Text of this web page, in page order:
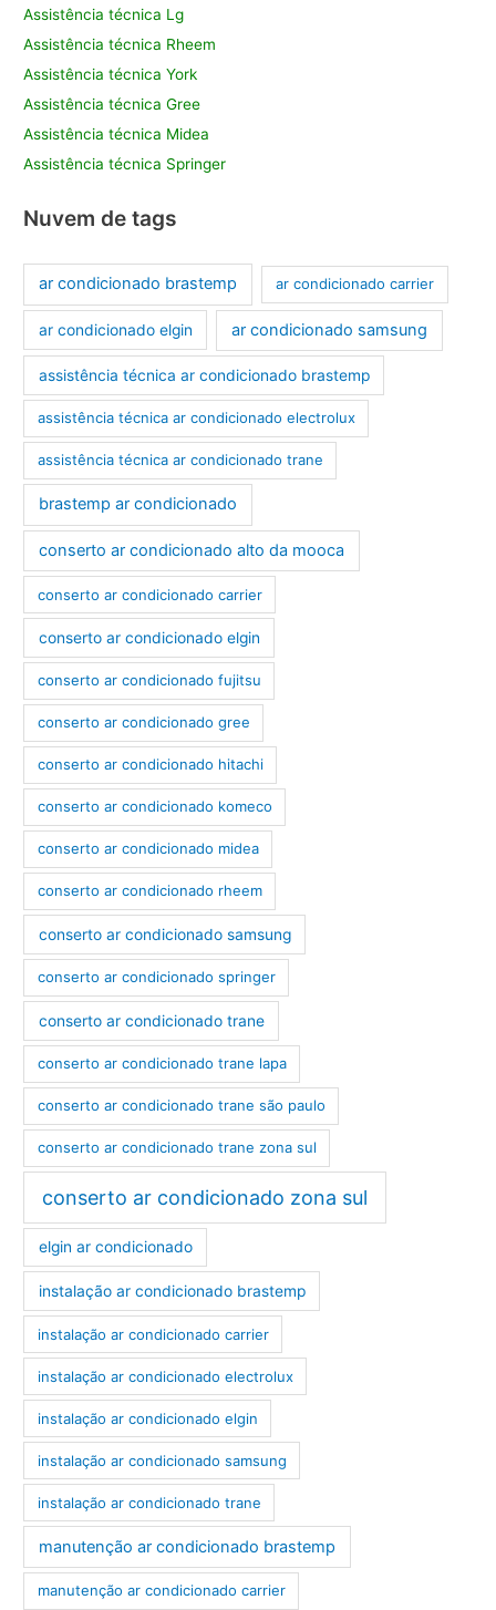
Assistência técnica Lg
Assistência técnica Rheem
Assistência técnica York
Assistência técnica Gree
Assistência técnica Midea
Assistência técnica Springer
Nuvem de tags
ar condicionado brastemp ar condicionado carrier
ar condicionado elgin ar condicionado samsung
assistência técnica ar condicionado brastemp
assistência técnica ar condicionado electrolux
assistência técnica ar condicionado trane
brastemp ar condicionado
conserto ar condicionado alto da mooca
conserto ar condicionado carrier
conserto ar condicionado elgin
conserto ar condicionado fujitsu
conserto ar condicionado gree
conserto ar condicionado hitachi
conserto ar condicionado komeco
conserto ar condicionado midea
conserto ar condicionado rheem
conserto ar condicionado samsung
conserto ar condicionado springer
conserto ar condicionado trane
conserto ar condicionado trane lapa
conserto ar condicionado trane são paulo
conserto ar condicionado trane zona sul
conserto ar condicionado zona sul
elgin ar condicionado
instalação ar condicionado brastemp
instalação ar condicionado carrier
instalação ar condicionado electrolux
instalação ar condicionado elgin
instalação ar condicionado samsung
instalação ar condicionado trane
manutenção ar condicionado brastemp
manutenção ar condicionado carrier